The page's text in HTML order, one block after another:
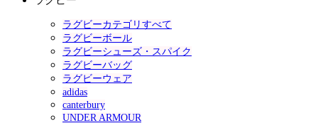
ラグビーカテゴリすべて
ラグビーボール
ラグビーシューズ・スパイク
ラグビーバッグ
ラグビーウェア
adidas
canterbury
UNDER ARMOUR